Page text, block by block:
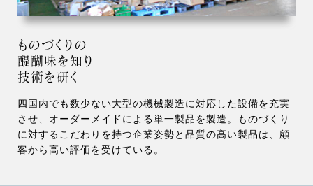
ものづくりの
醍醐味を知り
技術を研く
四国内でも数少ない大型の機械製造に対応した設備を充実
させ、オーダーメイドによる単一製品を製造。ものづくり
に対するこだわりを持つ企業姿勢と品質の高い製品は、顧
客から高い評価を受けている。